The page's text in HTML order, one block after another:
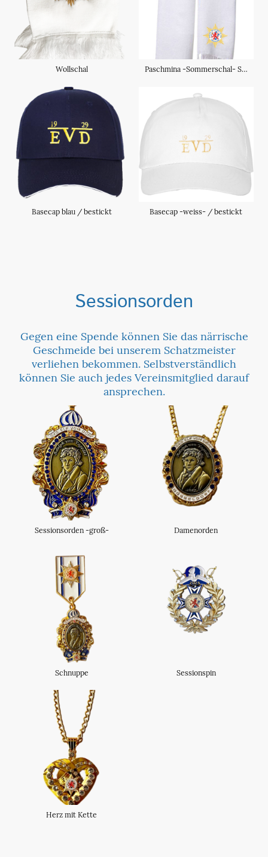
Wollschal Paschmina -Sommerschal- Stern gestickt
Basecap blau / bestickt Basecap -weiss- / bestickt
Sessionsorden
Gegen eine Spende können Sie das närrische
Geschmeide bei unserem Schatzmeister
verliehen bekommen. Selbstverständlich
können Sie auch jedes Vereinsmitglied darauf
ansprechen.
Sessionsorden -groß- Damenorden
Schnuppe Sessionspin
Herz mit Kette